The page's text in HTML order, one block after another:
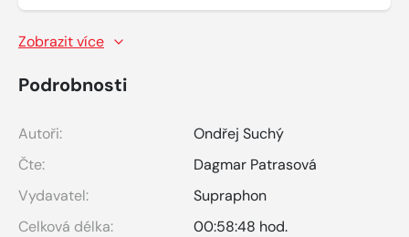
Zobrazit více
Podrobnosti
Autoři:
Ondřej Suchý
Čte:
Dagmar Patrasová
Vydavatel:
Supraphon
Celková délka:
00:58:48 hod.